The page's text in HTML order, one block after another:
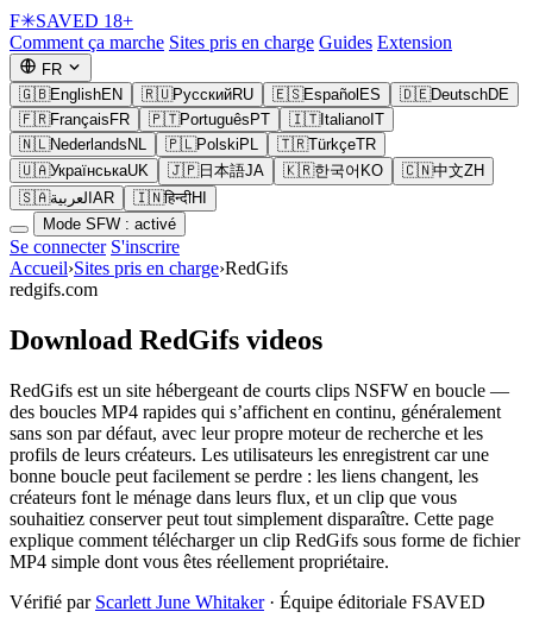
F✳SAVED 18+
Comment ça marche Sites pris en charge Guides Extension
FR
🇬🇧EnglishEN 🇷🇺РусскийRU 🇪🇸Español ES 🇩🇪DeutschDE
🇫🇷Français FR 🇵🇹Português PT 🇮🇹Italiano IT
🇳🇱Nederlands NL 🇵🇱Polski PL 🇹🇷TürkçeTR
🇺🇦УкраїнськаUK 🇯🇵日本語JA 🇰🇷한국어 KO 🇨🇳中文ZH
🇸🇦العربية AR 🇮🇳हिन्दीHI
Mode SFW : activé
Se connecter S'inscrire
Accueil›Sites pris en charge›RedGifs
redgifs.com
Download RedGifs videos
RedGifs est un site hébergeant de courts clips NSFW en boucle —
des boucles MP4 rapides qui s’affichent en continu, généralement
sans son par défaut, avec leur propre moteur de recherche et les
profils de leurs créateurs. Les utilisateurs les enregistrent car une
bonne boucle peut facilement se perdre : les liens changent, les
créateurs font le ménage dans leurs flux, et un clip que vous
souhaitiez conserver peut tout simplement disparaître. Cette page
explique comment télécharger un clip RedGifs sous forme de fichier
MP4 simple dont vous êtes réellement propriétaire.
Vérifié par Scarlett June Whitaker· Équipe éditoriale FSAVED